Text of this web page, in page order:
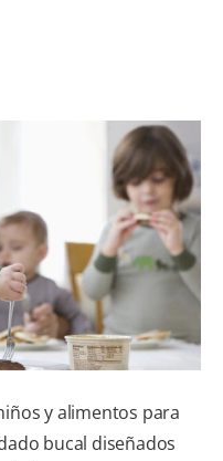
PARA PROFESIONALES
CUPONES
DÓNDE COMPRAR
SUSCRÍBETE
y alimentos para
bucal diseñados